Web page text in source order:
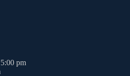
pm